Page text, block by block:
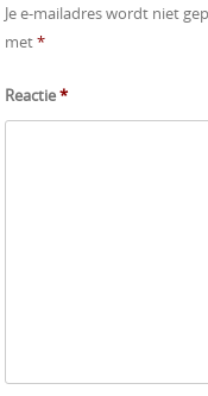
Je e-mailadres wordt niet
met*
Reactie*